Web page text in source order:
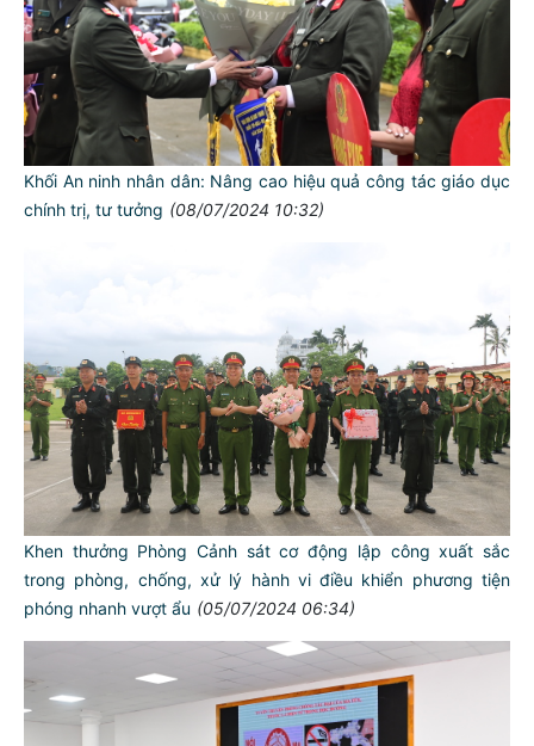
Khối An ninh nhân dân: Nâng cao hiệu quả công tác giáo dục
chính trị, tư tưởng (08/07/2024 10:32)
Khen thưởng Phòng Cảnh sát cơ động lập công xuất sắc
trong phòng, chống, xử lý hành vi điều khiển phương tiện
phóng nhanh vượt ẩu (05/07/2024 06:34)
TƯ CÁCH
NGƯỜI CÔNG AN CÁCH MỆNH LÀ: